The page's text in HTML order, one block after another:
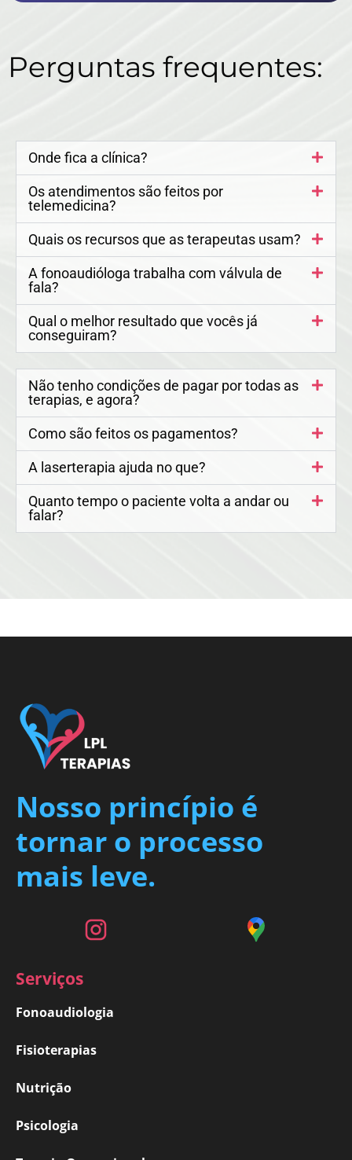
Perguntas frequentes:
Onde fica a clínica?
Os atendimentos são feitos por
telemedicina?
Quais os recursos que as terapeutas usam?
A fonoaudióloga trabalha com válvula de
fala?
Qual o melhor resultado que vocês já
conseguiram?
Não tenho condições de pagar por todas as
terapias, e agora?
Como são feitos os pagamentos?
A laserterapia ajuda no que?
Quanto tempo o paciente volta a andar ou
falar?
Nosso princípio é
tornar o processo
mais leve.
Serviços
Fonoaudiologia
Fisioterapias
Nutrição
Psicologia